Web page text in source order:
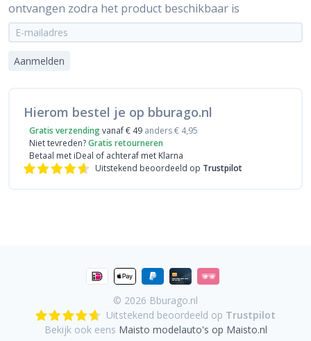
ontvangen zodra het product beschikbaar is
Aanmelden
Hierom bestel je op bburago.nl
Gratis verzendingvanaf € 49 anders € 4,95
Niet tevreden?Gratis retourneren
Betaal met iDeal of achteraf met Klarna
Uitstekend beoordeeld op Trustpilot
© 2026 Bburago.nl
Uitstekend beoordeeld op Trustpilot
Bekijk ook eens Maisto modelauto's op Maisto.nl